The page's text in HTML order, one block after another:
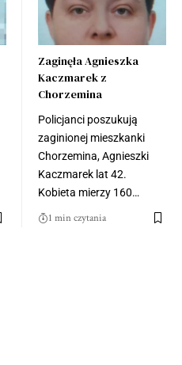
Zaginęła Agnieszka
Kaczmarek z
Chorzemina
Policjanci poszukują
zaginionej mieszkanki
Chorzemina, Agnieszki
Kaczmarek lat 42.
Kobieta mierzy 160…
1 min czytania